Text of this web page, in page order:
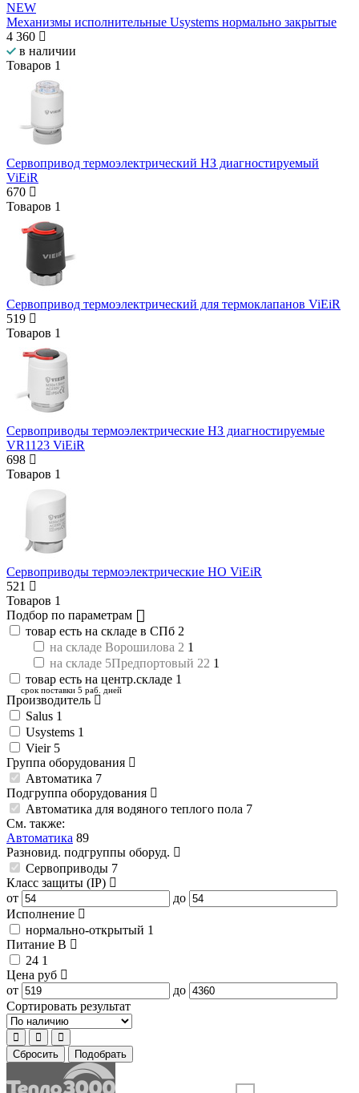
NEW
Механизмы исполнительные Usystems нормально закрытые
4 360
в наличии
Товаров 1
Сервопривод термоэлектрический НЗ диагностируемый
ViEiR
670
Товаров 1
Сервопривод термоэлектрический для термоклапанов ViEiR
519
Товаров 1
Сервоприводы термоэлектрические НЗ диагностируемые
VR1123 ViEiR
698
Товаров 1
Сервоприводы термоэлектрические НО ViEiR
521
Товаров 1
Подбор по параметрам
товар есть на складе в СПб 2
на складе Ворошилова 2 1
на складе 5Предпортовый 22 1
товар есть на центр.складе 1
срок поставки 5 раб. дней
Производитель
Salus 1
Usystems 1
Vieir 5
Группа оборудования
Автоматика 7
Подгруппа оборудования
Автоматика для водяного теплого пола 7
См. также:
Автоматика 89
Разновид. подгруппы оборуд.
Сервоприводы 7
Класс защиты (IP)
от
до
Исполнение
нормально-открытый 1
Питание В
24 1
Цена руб
от
до
Сортировать результат
Сбросить Подобрать